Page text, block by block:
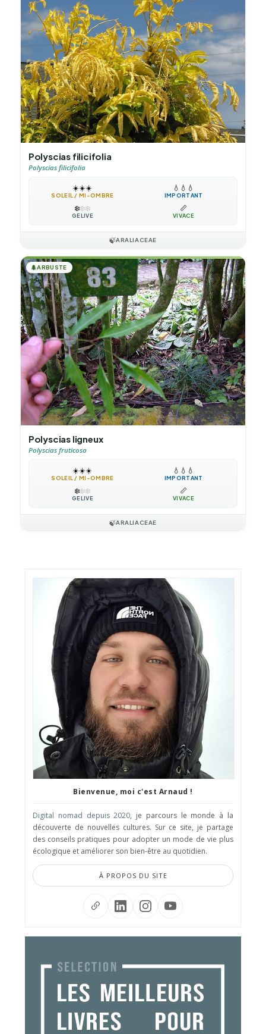
Polyscias filicifolia
Polyscias filicifolia
☀️☀️☀️
SOLEIL / MI-OMBRE
💧 💧 💧
IMPORTANT
❄️❄️❄️
GÉLIVE
📏
VIVACE
🍃ARALIACEAE
🌲ARBUSTE
Polyscias ligneux
Polyscias fruticosa
☀️☀️☀️
SOLEIL / MI-OMBRE
💧 💧 💧
IMPORTANT
❄️❄️❄️
GÉLIVE
📏
VIVACE
🍃ARALIACEAE
Bienvenue, moi c'est Arnaud !
Digital nomad depuis 2020, je parcours le monde à la
découverte de nouvelles cultures. Sur ce site, je partage
des conseils pratiques pour adopter un mode de vie plus
écologique et améliorer son bien-être au quotidien.
À PROPOS DU SITE